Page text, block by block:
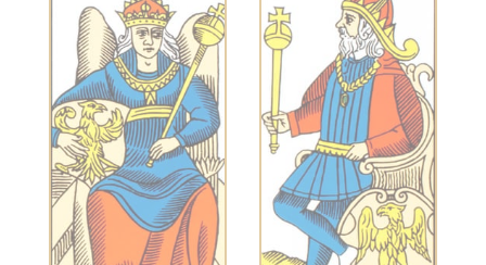
Évoque la fertilité,
la créativité,
l’abondance et la
maternité. Cette
carte peut
suggérer la
nécessité de
prendre soin de
vous et de cultiver
votre créativité.
l’autorité, la
structure, la
stabilité et le
leadership.
L’Empereur peut
indiquer la
nécessité
d’adopter une
approche
organisée pour
atteindre vos